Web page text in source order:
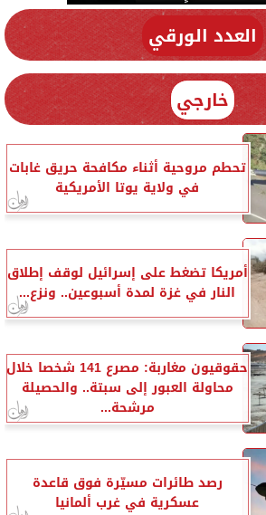
العدد الورقي
خارجي
تحطم مروحية أثناء مكافحة حريق غابات
في ولاية يوتا الأمريكية
أمريكا تضغط على إسرائيل لوقف إطلاق
النار في غزة لمدة أسبوعين.. ونزع...
حقوقيون مغاربة: مصرع 141 شخصا خلال
محاولة العبور إلى سبتة.. والحصيلة
مرشحة...
رصد طائرات مسيّرة فوق قاعدة
عسكرية في غرب ألمانيا